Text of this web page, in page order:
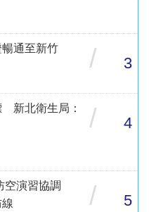
通至新竹
/ 3
新北衛生局：
/ 4
空演習協調
/ 5